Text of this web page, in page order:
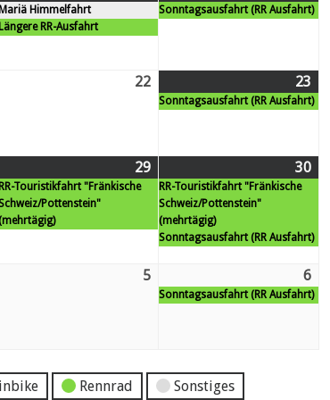
15.
August
Veranstaltungen)
Mariä Himmelfahrt
Längere RR-Ausfahrt
16.
Sonntagsausfahrt (RR Ausfahrt)
22Sa.
22.
23
23.
Sonntagsausfahrt (RR Ausfahrt)
29Sa.
29.
August
26
(1
Veranstaltung)
RR-Touristikfahrt "Fränkische
Pottenstein"
30So.
26
(2
RR-Touristikfahrt "Fränkische
Schweiz/Pottenstein"
(mehrtägig)
Sonntagsausfahrt (RR Ausfahrt)
5Sa.
5.
6So.
6.
(1
Sonntagsausfahrt (RR Ausfahrt)
Rennrad Sonstiges